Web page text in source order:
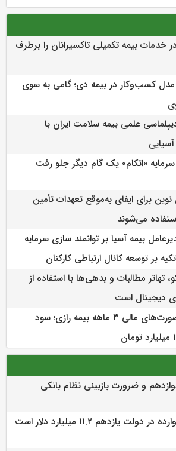
خدمات بیمه تکمیلی تاکسیرانان را برطرف
مدل کسب‌وکار در بیمه دی؛ گامی به سوی
علمی بیمه سلامت ایران با
«اتکام» یک گام دیگر جلو رفت
نوین برای ایفای به‌موقع تعهدات تأمین
می‌شوند
بیمه آسیا بر توانمند سازی سرمایه
بر توسعه کانال ارتباطی کارکنان
تهاتر مطالبات و بدهی‌ها با استفاده از
دیجیتال است
انتشار صورت‌های مالی ۳ ماهه بیمه رازی؛ سود
و ضرورت بازبینی نظام بانکی
دولت یازدهم ۱۱.۲ میلیارد دلار است